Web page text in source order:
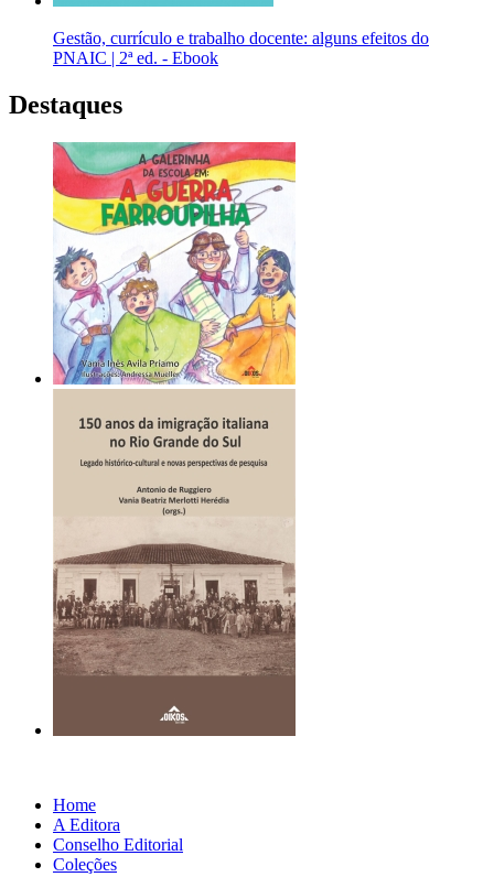
Gestão, currículo e trabalho docente: alguns efeitos do
PNAIC | 2ª ed. - Ebook
Destaques
Home
A Editora
Conselho Editorial
Coleções